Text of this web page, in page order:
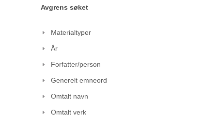
Avgrens søket
Materialtyper
År
Forfatter/person
Generelt emneord
Omtalt navn
Omtalt verk